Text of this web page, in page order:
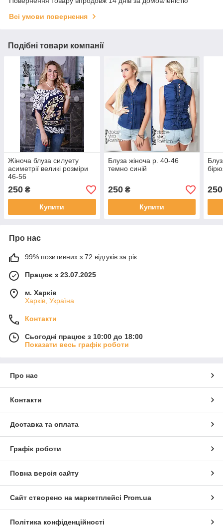
Всі умови повернення
Подібні товари компанії
Жіноча блуза силуету
асиметрії великі розміри
46-56
250 ₴
Купити
Блуза жіноча р. 40-46
темно синій
250₴
Купити
250
Про нас
99% позитивних з 72 відгуків за рік
Працює з 23.07.2025
м. Харків
Харків, Україна
Контакти
Сьогодні працює з 10:00 до 18:00
Показати весь графік роботи
Про нас
Контакти
Доставка та оплата
Графік роботи
Повна версія сайту
Сайт створено на маркетплейсі Prom.ua
Політика конфіденційності